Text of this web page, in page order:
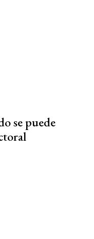
se puede